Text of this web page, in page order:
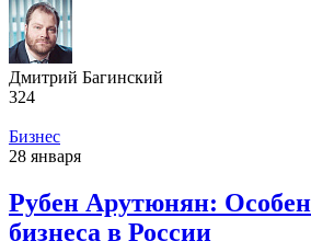
Дмитрий Багинский
324
Бизнес
28 января
Рубен Арутюнян:
бизнеса в России